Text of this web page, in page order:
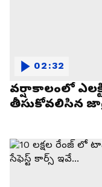
వర్షాకాలంలో
తీసుకోవలిసిన
02:32